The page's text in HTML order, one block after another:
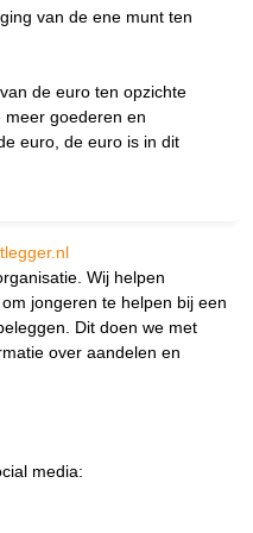
van de ene munt ten
de euro ten opzichte
goederen en
euro, de euro is in dit
Wij helpen
jongeren te helpen bij een
Dit doen we met
over aandelen en
media: